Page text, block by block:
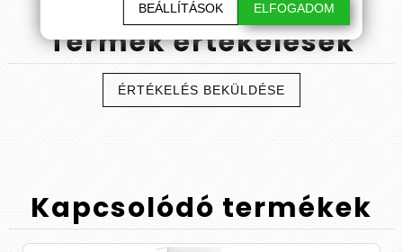
Termékértékelések
ÉRTÉKELÉS BEKÜLDÉSE
Kapcsolódó termékek
BEÁLLÍTÁSOK ELFOGADOM